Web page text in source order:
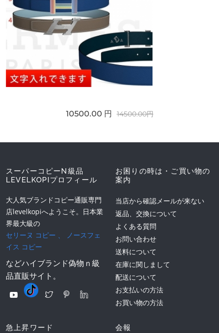
10500.00 円 14500.00円
スーパーコピーN級品
LEVELKOPIプロフィール
大人気ブランドコピー通販専門
店levelkopiへようこそ。日本業
界最大級の
セリーヌ コピー 、
ノースフェ
イス コピー
などハイブランド偽物ｎ級
品直販サイト。
お困りの時は・ご買い物の
案内
当店から確認メールが来ない
返品、交換について
よくある質問
お問い合わせ
送料について
在庫に関しまして
配送について
お支払いの方法
お買い物の方法
急上昇ワード 会報